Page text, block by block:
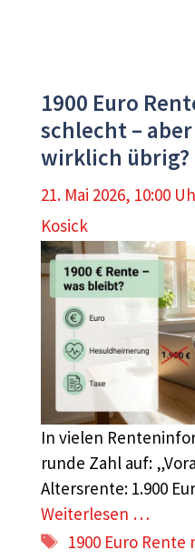
1900 Euro
schlecht –
wirklich übrig?
21. Mai 2026, 10:00
Kosick
In vielen
runde Zahl auf:
Altersrente: 1.900
Weiterlesen …
Schlagwörter
1900 Euro Rente